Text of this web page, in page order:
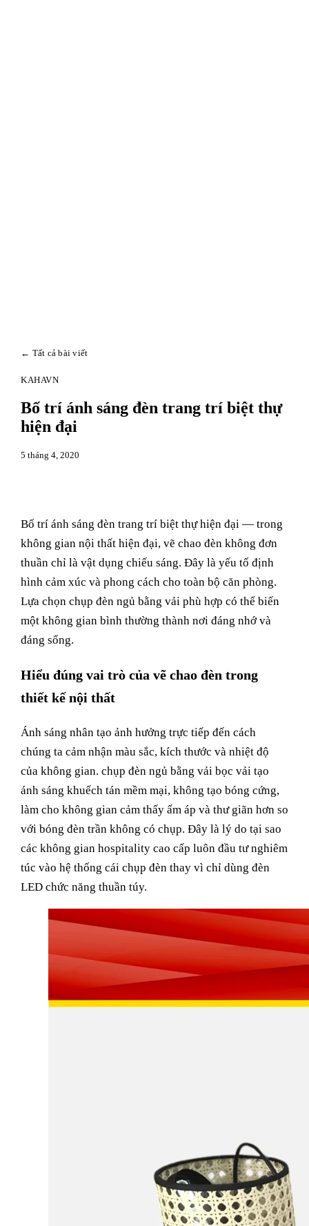
← Tất cả bài viết
KAHAVN
Bố trí ánh sáng đèn trang trí biệt thự
hiện đại
5 tháng 4, 2020
Bố trí ánh sáng đèn trang trí biệt thự hiện đại — trong
không gian nội thất hiện đại, vẽ chao đèn không đơn
thuần chỉ là vật dụng chiếu sáng. Đây là yếu tố định
hình cảm xúc và phong cách cho toàn bộ căn phòng.
Lựa chọn chụp đèn ngủ bằng vải phù hợp có thể biến
một không gian bình thường thành nơi đáng nhớ và
đáng sống.
Hiểu đúng vai trò của vẽ chao đèn trong
thiết kế nội thất
Ánh sáng nhân tạo ảnh hưởng trực tiếp đến cách
chúng ta cảm nhận màu sắc, kích thước và nhiệt độ
của không gian. chụp đèn ngủ bằng vải bọc vải tạo
ánh sáng khuếch tán mềm mại, không tạo bóng cứng,
làm cho không gian cảm thấy ấm áp và thư giãn hơn so
với bóng đèn trần không có chụp. Đây là lý do tại sao
các không gian hospitality cao cấp luôn đầu tư nghiêm
túc vào hệ thống cái chụp đèn thay vì chỉ dùng đèn
LED chức năng thuần túy.